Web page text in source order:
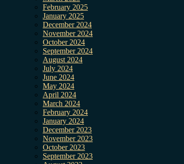
February 2025
January 2025
December 2024
November 2024
October 2024
September 2024
August 2024
July 2024
June 2024
May 2024
April 2024
March 2024
February 2024
January 2024
December 2023
November 2023
October 2023
September 2023